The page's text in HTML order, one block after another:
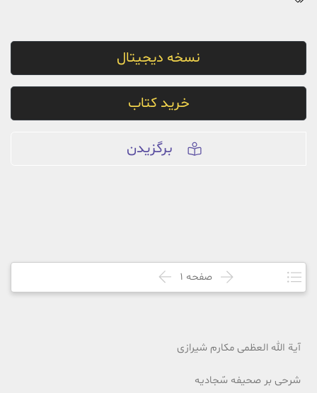
نسخه دیجیتال
خرید کتاب
برگزیدن
صفحه 1
آیة الله العظمی مکارم شیرازی
شرحی بر صحیفه سّجادیه